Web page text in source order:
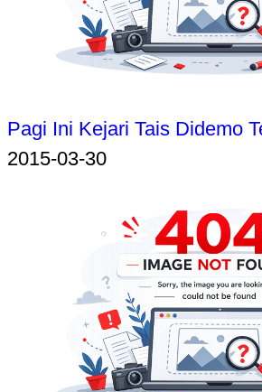
Pagi Ini Kejari Tais Didemo
2015-03-30